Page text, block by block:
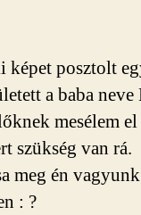
képet posztolt
a baba
mesélem
szükség van rá.
meg én
: ?